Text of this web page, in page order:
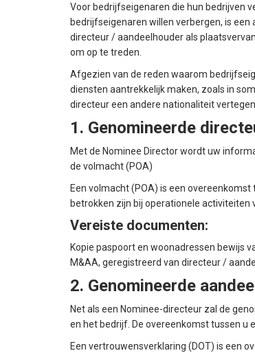
Voor bedrijfseigenaren die hun bedrijven
bedrijfseigenaren willen verbergen, is
directeur / aandeelhouder als
om op te treden.
Afgezien van de reden waarom
diensten aantrekkelijk maken, zoals in
directeur een andere nationaliteit
1. Genomineerde
Met de Nominee Director wordt uw
de volmacht (POA)
Een volmacht (POA) is een
betrokken zijn bij operationele activiteiten
Vereiste documenten:
Kopie paspoort en woonadressen bewijs
M&AA, geregistreerd van directeur /
2. Genomineerde
Net als een Nominee-directeur zal de
en het bedrijf. De overeenkomst tussen u
Een vertrouwensverklaring (DOT) is een